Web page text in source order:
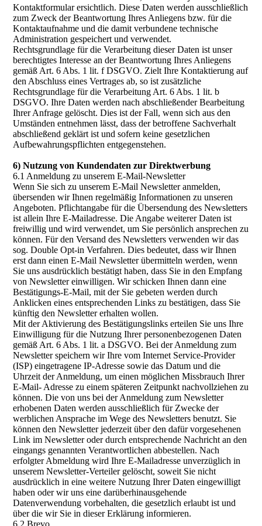
Kontaktformular ersichtlich. Diese Daten werden ausschließlich
zum Zweck der Beantwortung Ihres Anliegens bzw. für die
Kontaktaufnahme und die damit verbundene technische
Administration gespeichert und verwendet.
Rechtsgrundlage für die Verarbeitung dieser Daten ist unser
berechtigtes Interesse an der Beantwortung Ihres Anliegens
gemäß Art. 6 Abs. 1 lit. f DSGVO. Zielt Ihre Kontaktierung auf
den Abschluss eines Vertrages ab, so ist zusätzliche
Rechtsgrundlage für die Verarbeitung Art. 6 Abs. 1 lit. b
DSGVO. Ihre Daten werden nach abschließender Bearbeitung
Ihrer Anfrage gelöscht. Dies ist der Fall, wenn sich aus den
Umständen entnehmen lässt, dass der betroffene Sachverhalt
abschließend geklärt ist und sofern keine gesetzlichen
Aufbewahrungspflichten entgegenstehen.
6) Nutzung von Kundendaten zur Direktwerbung
6.1 Anmeldung zu unserem E-Mail-Newsletter
Wenn Sie sich zu unserem E-Mail Newsletter anmelden,
übersenden wir Ihnen regelmäßig Informationen zu unseren
Angeboten. Pflichtangabe für die Übersendung des Newsletters
ist allein Ihre E-Mailadresse. Die Angabe weiterer Daten ist
freiwillig und wird verwendet, um Sie persönlich ansprechen zu
können. Für den Versand des Newsletters verwenden wir das
sog. Double Opt-in Verfahren. Dies bedeutet, dass wir Ihnen
erst dann einen E-Mail Newsletter übermitteln werden, wenn
Sie uns ausdrücklich bestätigt haben, dass Sie in den Empfang
von Newsletter einwilligen. Wir schicken Ihnen dann eine
Bestätigungs-E-Mail, mit der Sie gebeten werden durch
Anklicken eines entsprechenden Links zu bestätigen, dass Sie
künftig den Newsletter erhalten wollen.
Mit der Aktivierung des Bestätigungslinks erteilen Sie uns Ihre
Einwilligung für die Nutzung Ihrer personenbezogenen Daten
gemäß Art. 6 Abs. 1 lit. a DSGVO. Bei der Anmeldung zum
Newsletter speichern wir Ihre vom Internet Service-Provider
(ISP) eingetragene IP-Adresse sowie das Datum und die
Uhrzeit der Anmeldung, um einen möglichen Missbrauch Ihrer
E-Mail- Adresse zu einem späteren Zeitpunkt nachvollziehen zu
können. Die von uns bei der Anmeldung zum Newsletter
erhobenen Daten werden ausschließlich für Zwecke der
werblichen Ansprache im Wege des Newsletters benutzt. Sie
können den Newsletter jederzeit über den dafür vorgesehenen
Link im Newsletter oder durch entsprechende Nachricht an den
eingangs genannten Verantwortlichen abbestellen. Nach
erfolgter Abmeldung wird Ihre E-Mailadresse unverzüglich in
unserem Newsletter-Verteiler gelöscht, soweit Sie nicht
ausdrücklich in eine weitere Nutzung Ihrer Daten eingewilligt
haben oder wir uns eine darüberhinausgehende
Datenverwendung vorbehalten, die gesetzlich erlaubt ist und
über die wir Sie in dieser Erklärung informieren.